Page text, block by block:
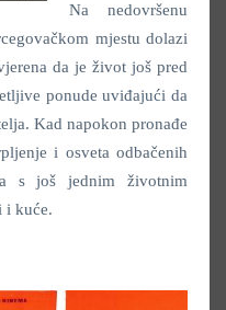
Na nedovršenu
mjestu dolazi
da je život još pred
ponude uviđajući da
Kad napokon pronađe
i osveta odbačenih
s još jednim životnim
i kuće.